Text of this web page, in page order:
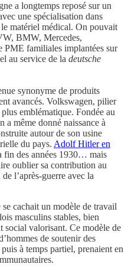
a longtemps reposé sur un
une spécialisation dans
matériel médical. On pouvait
BMW, Mercedes,
PME familiales implantées sur
au service de la deutsche
synonyme de produits
avancés. Volkswagen, pilier
emblématique. Fondée au
même donné naissance à
autour de son usine
du pays. Adolf Hitler en
fin des années 1930… mais
oublier sa contribution au
l’après-guerre avec la
cachait un modèle de travail
masculins stables, bien
social valorisant. Ce modèle de
de soutenir des
à temps partiel, prenaient en